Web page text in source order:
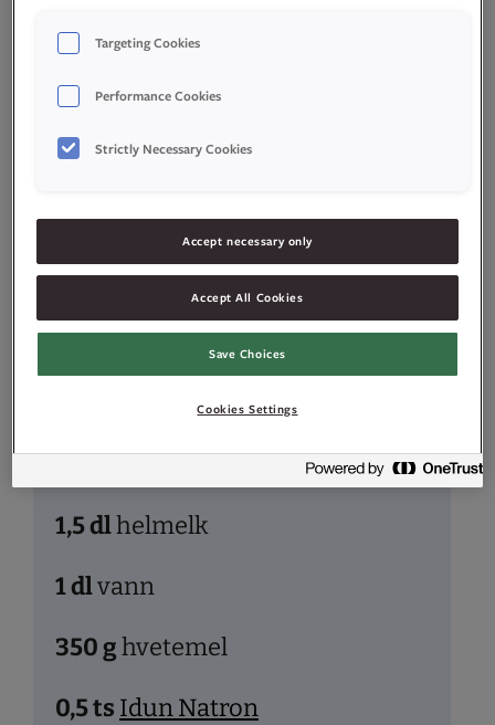
Ingredienser
skummet
kulturmelk
1,5dlhelmelk
1dlvann
350ghvetemel
0,5ts Idun Natron
Targeting Cookies
Performance Cookies
Strictly Necessary Cookies
Accept necessary only
Accept All Cookies
Save Choices
Cookies Settings